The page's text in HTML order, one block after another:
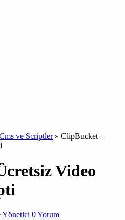
ve Scriptler » ClipBucket –
Video
Yönetici 0 Yorum